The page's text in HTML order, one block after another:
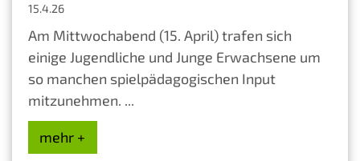
15.4.26
Am Mittwochabend (15. April) trafen sich
einige Jugendliche und Junge Erwachsene um
so manchen spielpädagogischen Input
mitzunehmen. ...
mehr +